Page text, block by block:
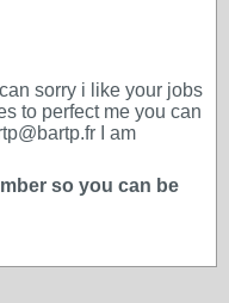
sorry i like your jobs
to perfect me you can
I am
so you can be